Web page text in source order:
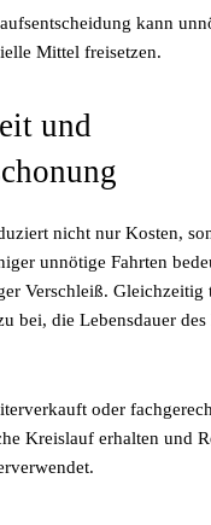
kann
Mittel freisetzen.
und
nicht nur Kosten,
unnötige Fahrten
Verschleiß. Gleichzeitig
bei, die Lebensdauer des
oder
Kreislauf erhalten und